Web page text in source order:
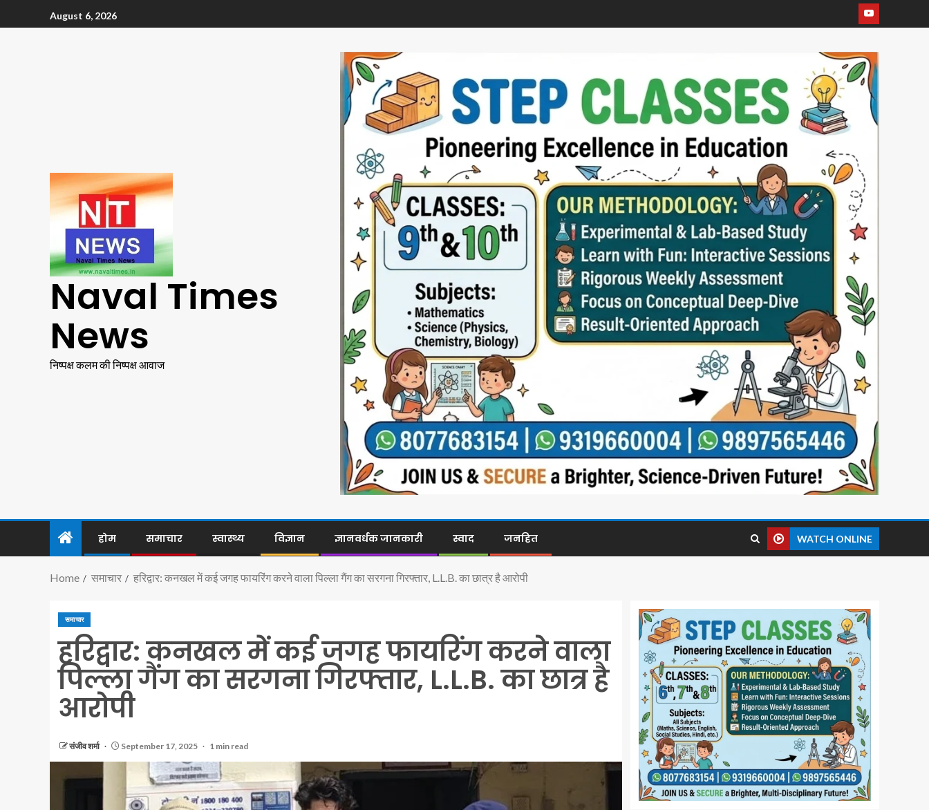
August 6, 2026
Naval Times
News
निष्पक्ष कलम की निष्पक्ष आवाज
होम समाचार स्वास्थ्य विज्ञान ज्ञानवर्धक जानकारी स्वाद जनहित WATCH ONLINE
Home समाचार हरिद्वार: कनखल में कई जगह फायरिंग करने वाला पिल्ला गैंग का सरगना गिरफ्तार, L.L.B. का छात्र है आरोपी
समाचार
हरिद्वार: कनखल में कई जगह फायरिंग करने वाला
पिल्ला गैंग का सरगना गिरफ्तार, L.L.B. का छात्र है
आरोपी
संजीव शर्मा September 17, 2025 1 min read